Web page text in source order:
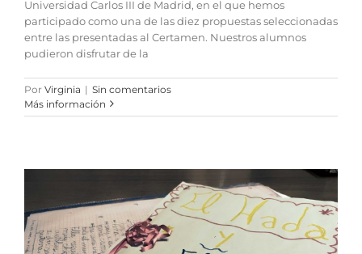
Universidad Carlos III de Madrid, en el que hemos
participado como una de las diez propuestas seleccionadas
entre las presentadas al Certamen. Nuestros alumnos
pudieron disfrutar de la
Por Virginia | Sin comentarios
Más información